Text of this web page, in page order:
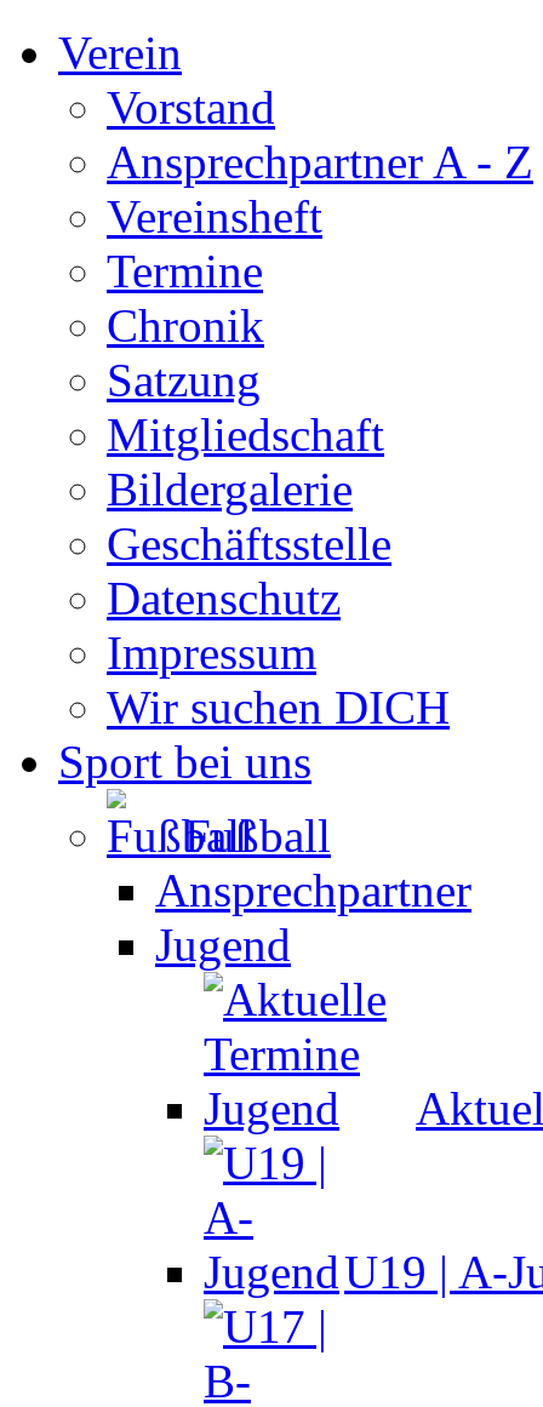
Verein
Vorstand
Ansprechpartner A - Z
Vereinsheft
Termine
Chronik
Satzung
Mitgliedschaft
Bildergalerie
Geschäftsstelle
Datenschutz
Impressum
Wir suchen DICH
Sport bei uns
Fußball
Ansprechpartner
Jugend
U19 | A-